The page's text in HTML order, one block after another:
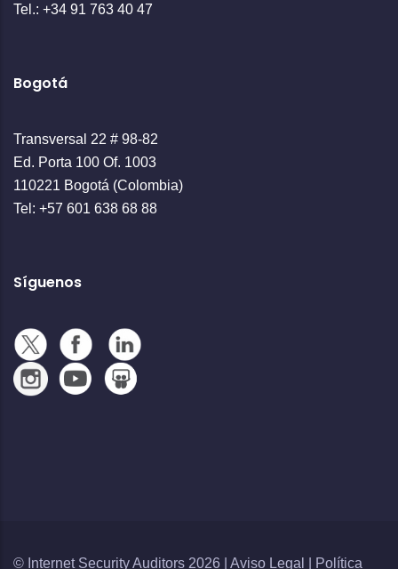
Tel.: +34 91 763 40 47
Bogotá
Transversal 22 # 98-82
Ed. Porta 100 Of. 1003
110221 Bogotá (Colombia)
Tel: +57 601 638 68 88
Síguenos
© Internet Security Auditors 2026 | Aviso Legal Política